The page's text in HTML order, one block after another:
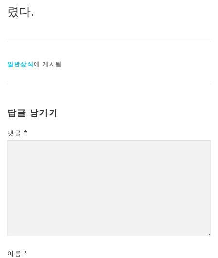
렸다.
일반상식에 게시됨
답글 남기기
댓글 *
이름 *